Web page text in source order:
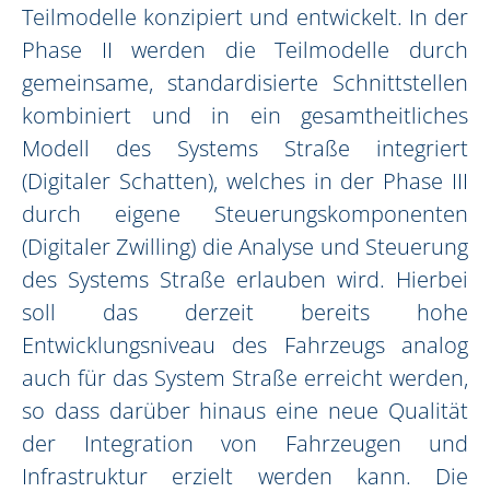
Teilmodelle konzipiert und entwickelt. In der
Phase II werden die Teilmodelle durch
gemeinsame, standardisierte Schnittstellen
kombiniert und in ein gesamtheitliches
Modell des Systems Straße integriert
(Digitaler Schatten), welches in der Phase III
durch eigene Steuerungskomponenten
(Digitaler Zwilling) die Analyse und Steuerung
des Systems Straße erlauben wird. Hierbei
soll das derzeit bereits hohe
Entwicklungsniveau des Fahrzeugs analog
auch für das System Straße erreicht werden,
so dass darüber hinaus eine neue Qualität
der Integration von Fahrzeugen und
Infrastruktur erzielt werden kann. Die